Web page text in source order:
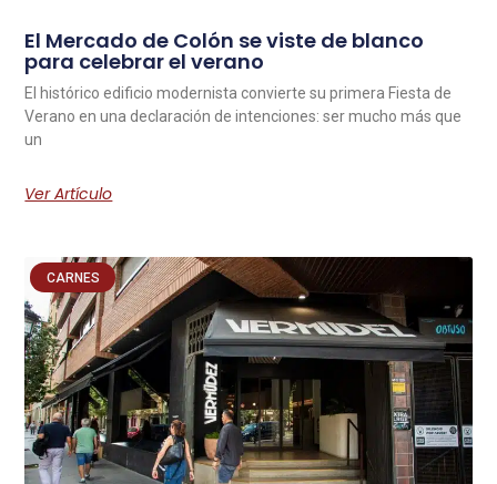
El Mercado de Colón se viste de blanco
para celebrar el verano
El histórico edificio modernista convierte su primera Fiesta de
Verano en una declaración de intenciones: ser mucho más que
un
Ver Artículo
CARNES